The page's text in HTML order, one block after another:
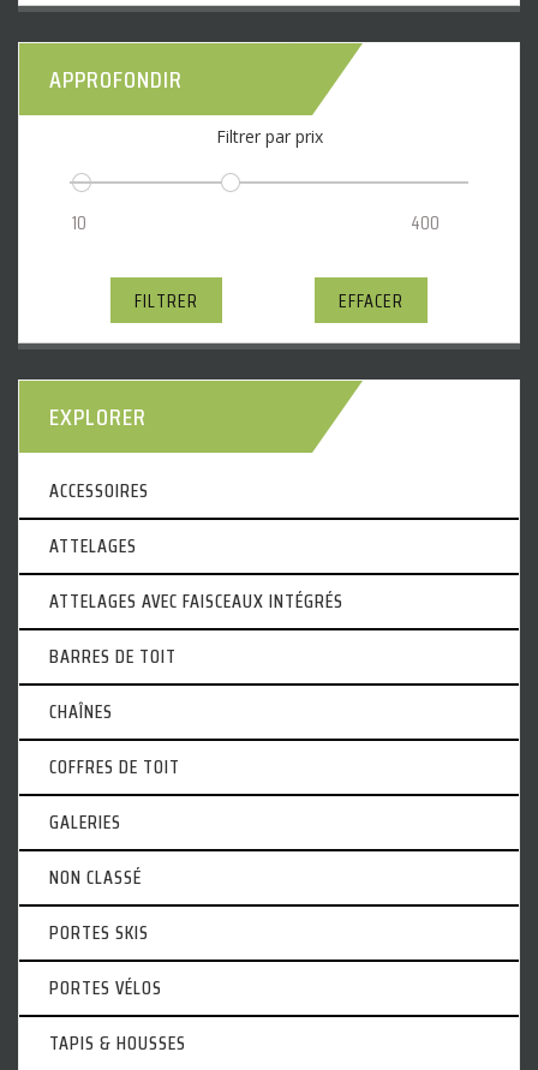
APPROFONDIR
Filtrer par prix
FILTRER EFFACER
EXPLORER
ACCESSOIRES
ATTELAGES
ATTELAGES AVEC FAISCEAUX INTÉGRÉS
BARRES DE TOIT
CHAÎNES
COFFRES DE TOIT
GALERIES
NON CLASSÉ
PORTES SKIS
PORTES VÉLOS
TAPIS & HOUSSES